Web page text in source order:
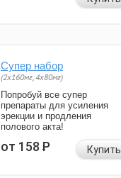
Супер набор
(2х160мг, 4х80мг)
Попробуй все супер
препараты для усиления
эрекции и продления
полового акта!
от 158Р Купить